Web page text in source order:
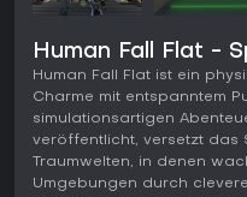
Human Fall Flat -
Human Fall Flat ist ein
Charme mit entspanntem
simulationsartigen
veröffentlicht, versetzt das
Traumwelten, in denen
Umgebungen durch